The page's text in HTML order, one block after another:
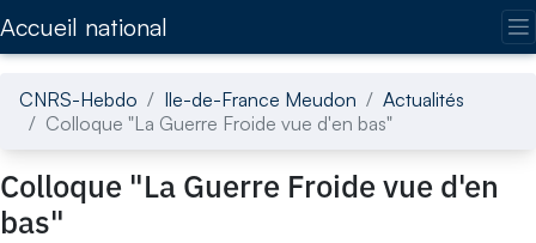
Accueil national
CNRS-Hebdo Ile-de-France Meudon
Actualités
Colloque "La Guerre Froide vue d'en bas"
Colloque "La Guerre Froide vue d'en
bas"